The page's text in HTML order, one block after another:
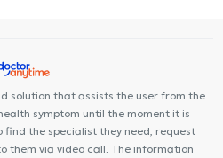
solution that assists the user from the
symptom until the moment it is
find the specialist they need, request
them via video call. The information